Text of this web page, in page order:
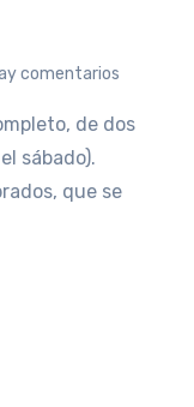
comentarios
sábado).
que se